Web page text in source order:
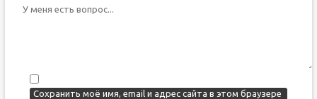
Сохранить моё имя, email и адрес сайта в этом браузере